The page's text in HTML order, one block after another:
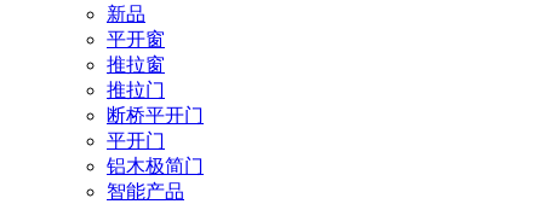
新品
平开窗
推拉窗
推拉门
断桥平开门
平开门
铝木极简门
智能产品